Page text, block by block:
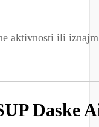
aktivnosti ili
Daske